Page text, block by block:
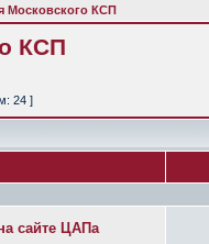
Московского КСП
КСП
24 ]
сайте ЦАПа